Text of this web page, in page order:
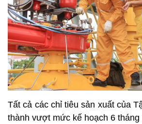
Tất cả các chỉ tiêu sản xuất của
thành vượt mức kế hoạch 6 tháng